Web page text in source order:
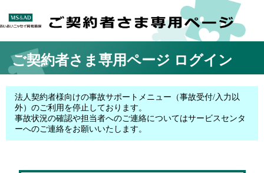
ご契約者さま専用ページ ログイン
法人契約者様向けの事故サポートメニュー（事故受付/入力以
外）のご利用を停止しております。
事故状況の確認や担当者へのご連絡についてはサービスセンタ
ーへのご連絡をお願いいたします。